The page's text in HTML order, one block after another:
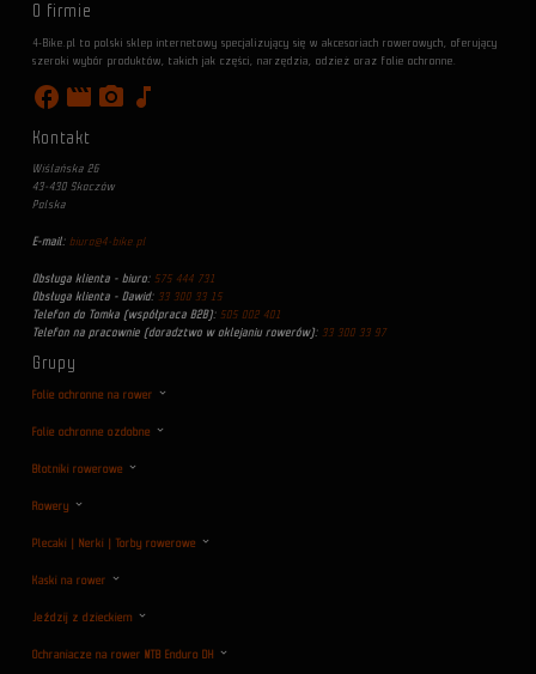
O firmie
4-Bike.pl to polski sklep internetowy specjalizujący się w akcesoriach rowerowych, oferujący
szeroki wybór produktów, takich jak części, narzędzia, odzież oraz folie ochronne.
facebook movie photo_camera music_note
Kontakt
Wiślańska 26
43-430 Skoczów
Polska
E-mail: biuro@4-bike.pl
Obsługa klienta - biuro: 575 444 731
Obsługa klienta - Dawid: 33 300 33 15
Telefon do Tomka (współpraca B2B): 505 002 401
Telefon na pracownie (doradztwo w oklejaniu rowerów): 33 300 33 97
Grupy
Folie ochronne na rower
Folie ochronne ozdobne
Błotniki rowerowe
Rowery
Plecaki | Nerki | Torby rowerowe
Kaski na rower
Jeździj z dzieckiem
Ochraniacze na rower MTB Enduro DH